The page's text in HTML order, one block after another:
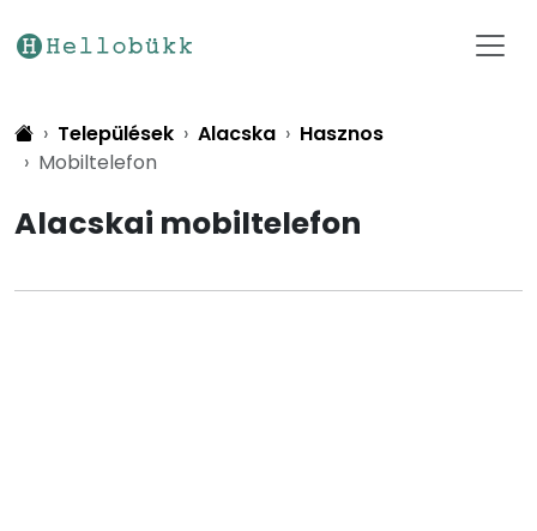
Települések Alacska
Hasznos
Mobiltelefon
Alacskai mobiltelefon